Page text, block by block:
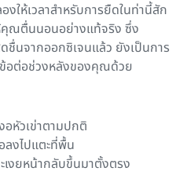
ให้เวลาสำหรับการยืดในท่านี้สัก
คุณตื่นนอนอย่างแท้จริง ซึ่ง
ชื่นจากออกซิเจนแล้ว ยังเป็นการ
อต่อช่วงหลังของคุณด้วย
อหัวเข่าตามปกติ
ลงไปแตะที่พื้น
เงยหน้ากลับขึ้นมาตั้งตรง